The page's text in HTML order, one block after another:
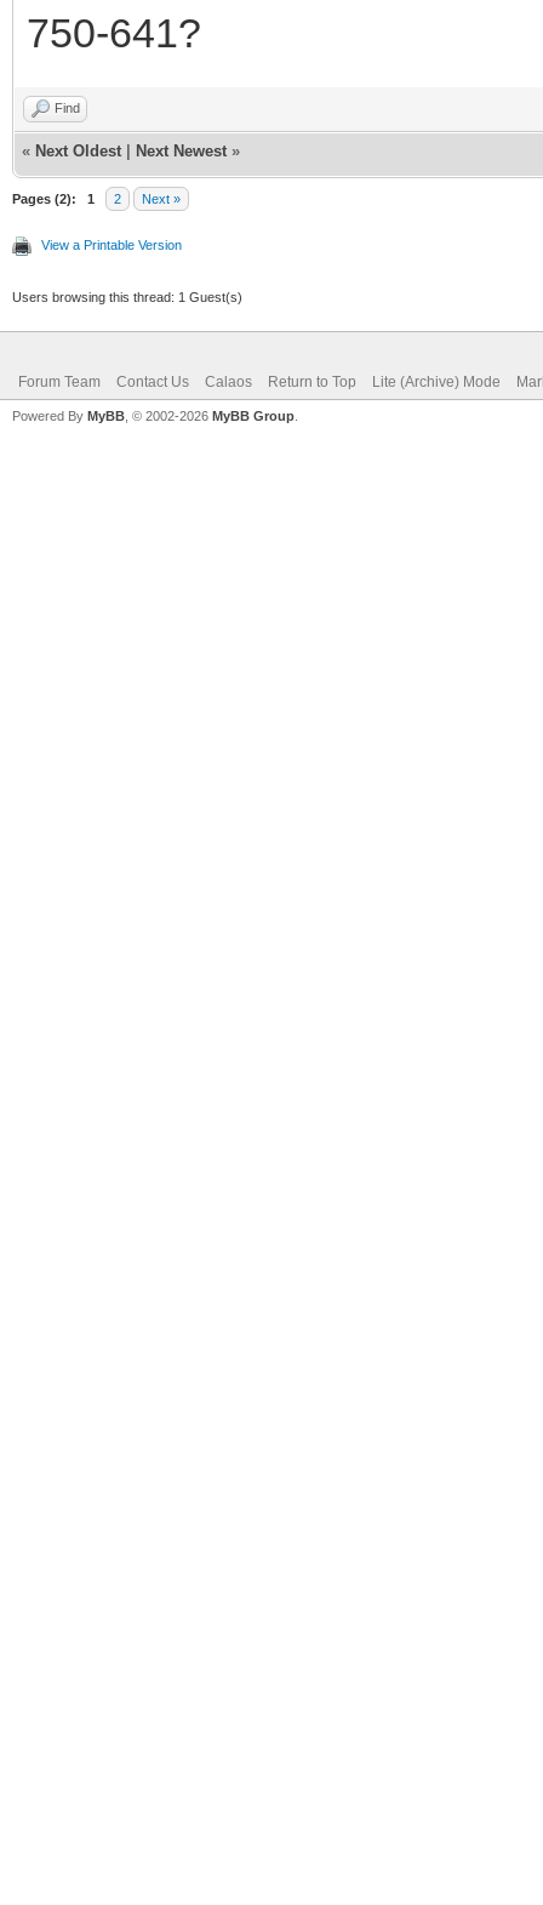
750-641?
Find
« Next Oldest Next Newest »
Pages (2): 1 2 Next »
View a Printable Version
Users browsing this thread: 1 Guest(s)
Forum Team Contact Us Calaos Return to Top Lite (Archive) Mode
Powered By MyBB , © 2002-2026 MyBB Group